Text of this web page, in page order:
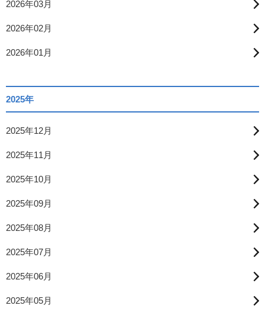
2026年03月
2026年02月
2026年01月
2025年
2025年12月
2025年11月
2025年10月
2025年09月
2025年08月
2025年07月
2025年06月
2025年05月